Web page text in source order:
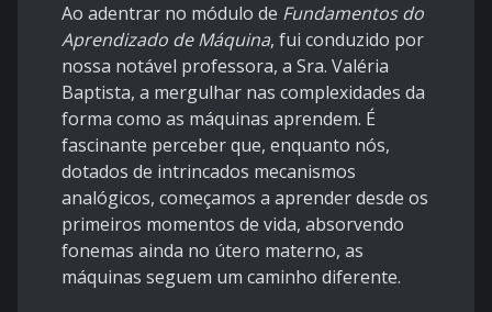
Ao adentrar no módulo de Fundamentos do
Aprendizado de Máquina, fui conduzido por
nossa notável professora, a Sra. Valéria
Baptista, a mergulhar nas complexidades da
forma como as máquinas aprendem. É
fascinante perceber que, enquanto nós,
dotados de intrincados mecanismos
analógicos, começamos a aprender desde os
primeiros momentos de vida, absorvendo
fonemas ainda no útero materno, as
máquinas seguem um caminho diferente.